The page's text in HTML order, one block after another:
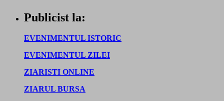
Publicist la:
EVENIMENTUL ISTORIC
EVENIMENTUL ZILEI
ZIARISTI ONLINE
ZIARUL BURSA